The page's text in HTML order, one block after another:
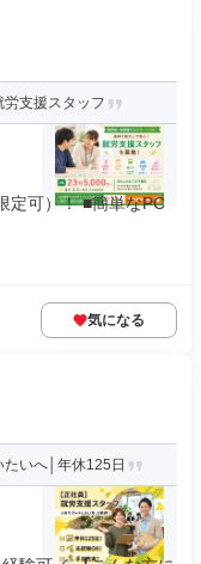
支援スタッフ
定可）！ ■簡単なPC
気になる
いへ│年休125日